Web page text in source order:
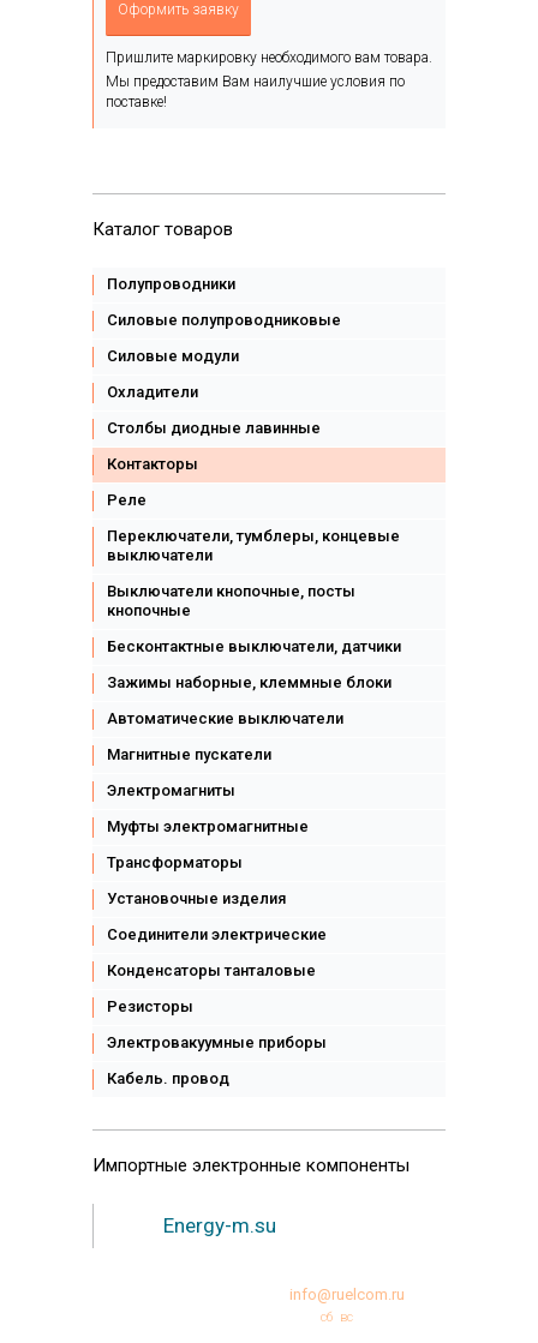
Оформить заявку
Пришлите маркировку необходимого вам товара.
Мы предоставим Вам наилучшие условия по
поставке!
Каталог товаров
Полупроводники
Силовые полупроводниковые
Силовые модули
Охладители
Столбы диодные лавинные
Контакторы
Реле
Переключатели, тумблеры, концевые
выключатели
Выключатели кнопочные, посты
кнопочные
Бесконтактные выключатели, датчики
Зажимы наборные, клеммные блоки
Автоматические выключатели
Магнитные пускатели
Электромагниты
Муфты электромагнитные
Трансформаторы
Установочные изделия
Соединители электрические
Конденсаторы танталовые
Резисторы
Электровакуумные приборы
Кабель. провод
Импортные электронные компоненты
Energy-m.su
info@ruelcom.ru
сб вс